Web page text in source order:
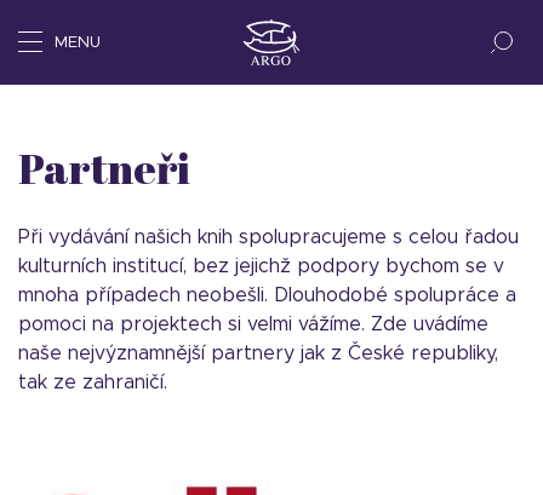
MENU
Partneři
Při vydávání našich knih spolupracujeme s celou řadou
kulturních institucí, bez jejichž podpory bychom se v
mnoha případech neobešli. Dlouhodobé spolupráce a
pomoci na projektech si velmi vážíme. Zde uvádíme
naše nejvýznamnější partnery jak z České republiky,
tak ze zahraničí.